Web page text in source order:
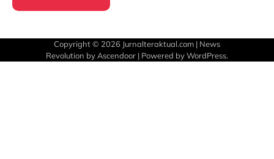
Copyright © 2026 Jurnalteraktual.com | News
Revolution by Ascendoor | Powered byWordPress.